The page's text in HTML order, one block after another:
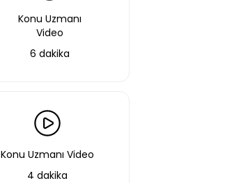
Konu Uzmanı
Video
6 dakika
Konu Uzmanı Video
4 dakika